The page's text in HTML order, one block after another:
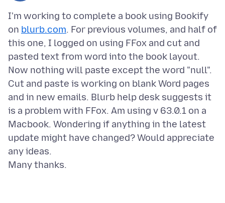
I'm working to complete a book using Bookify
on blurb.com. For previous volumes, and half of
this one, I logged on using FFox and cut and
pasted text from word into the book layout.
Now nothing will paste except the word "null".
Cut and paste is working on blank Word pages
and in new emails. Blurb help desk suggests it
is a problem with FFox. Am using v 63.0.1 on a
Macbook. Wondering if anything in the latest
update might have changed? Would appreciate
any ideas.